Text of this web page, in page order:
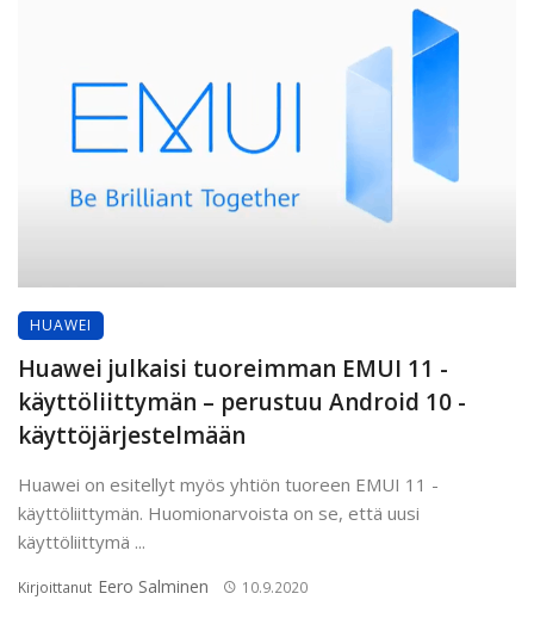
HUAWEI
Huawei julkaisi tuoreimman EMUI 11 -
käyttöliittymän – perustuu Android 10 -
käyttöjärjestelmään
Huawei on esitellyt myös yhtiön tuoreen EMUI 11 -
käyttöliittymän. Huomionarvoista on se, että uusi
käyttöliittymä ...
Kirjoittanut Eero Salminen 10.9.2020